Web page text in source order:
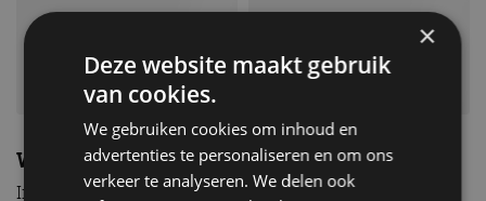
Wat kost dat?
Interesse in deze toekomstige klassieker? Hij staat in
×
Deze website maakt gebruik
van cookies.
We gebruiken cookies om inhoud en
advertenties te personaliseren en om ons
verkeer te analyseren. We delen ook